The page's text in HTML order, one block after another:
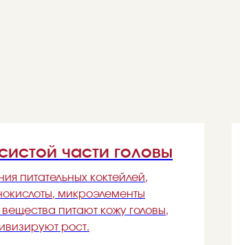
части головы
питательных коктейлей,
микроэлементы
питают кожу головы,
рост.